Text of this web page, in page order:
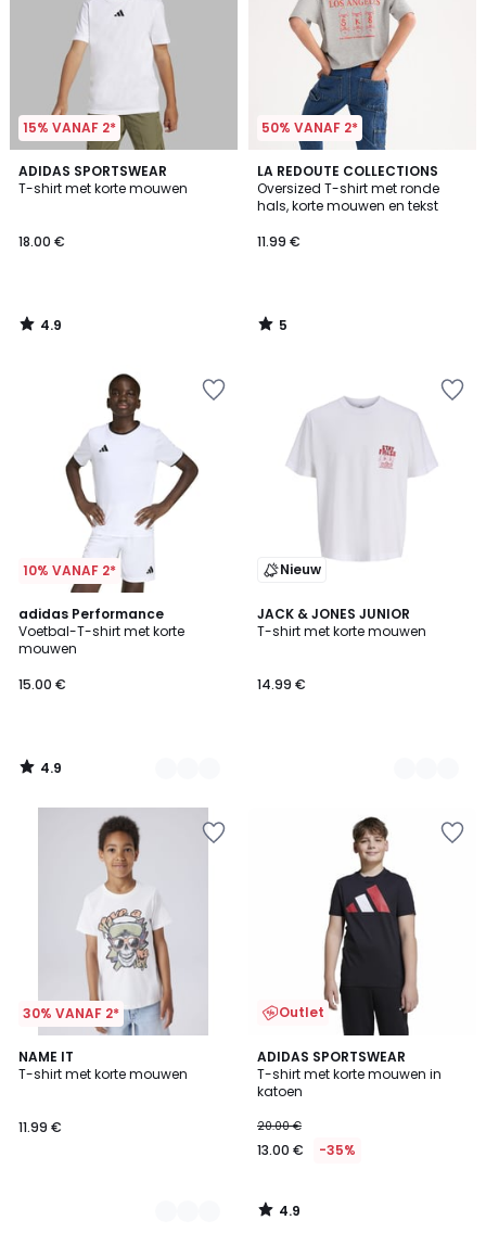
15% VANAF 2*
ADIDAS SPORTSWEAR
T-shirt met korte mouwen
18.00 €
4.9
/ 5
4.9
/
50% VANAF 2*
LA REDOUTE COLLECTIONS
Oversized T-shirt met ronde
hals, korte mouwen en tekst
11.99 €
5
/
5
5
/
10% VANAF 2*
adidas Performance
Voetbal-T-shirt met korte
mouwen
15.00 €
4.9
/ 5
4
Kleuren
4.9
/
Nieuw
JACK & JONES JUNIOR
T-shirt met korte mouwen
14.99 €
3
Kleuren
30% VANAF 2*
NAME IT
T-shirt met korte mouwen
11.99 €
2
Kleuren
Outlet
ADIDAS SPORTSWEAR
T-shirt met korte mouwen in
katoen
20.00 €
13.00 € -35%
4.9
/ 5
4.9
/